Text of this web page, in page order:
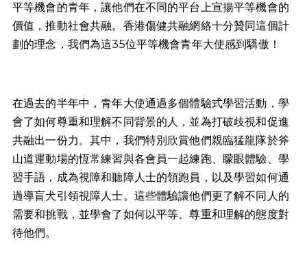
平等機會的青年，讓他們在不同的平台上宣揚平等機會的
價值，推動社會共融。香港傷健共融網絡十分贊同這個計
劃的理念，我們為這35位平等機會青年大使感到驕傲！
在過去的半年中，青年大使通過多個體驗式學習活動，學
會了如何尊重和理解不同背景的人，並為打破歧視和促進
共融出一份力。其中，我們特別欣賞他們親臨猛龍隊於斧
山道運動場的恆常練習與各會員一起練跑、矇眼體驗、學
習手語，成為視障和聽障人士的領跑員，以及學習如何通
過導盲犬引領視障人士。這些體驗讓他們更了解不同人的
需要和挑戰，並學會了如何以平等、尊重和理解的態度對
待他們。